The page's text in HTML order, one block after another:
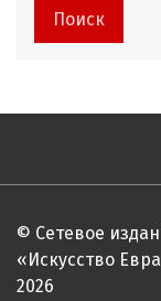
Поиск
© Сетевое
«Искусство
2026